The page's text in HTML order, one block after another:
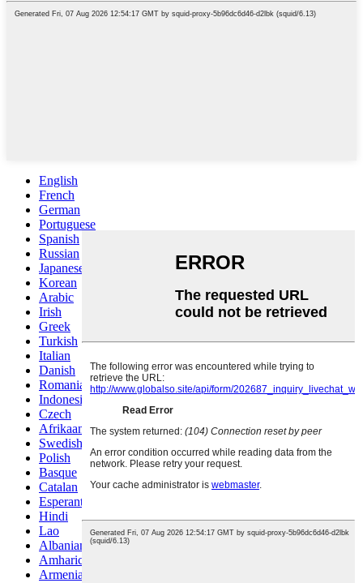
English
French
German
Portuguese
Spanish
Russian
Japanese
Korean
Arabic
Irish
Greek
Turkish
Italian
Danish
Romanian
Indonesian
Czech
Afrikaans
Swedish
Polish
Basque
Catalan
Esperanto
Hindi
Lao
Albanian
Amharic
Armenian